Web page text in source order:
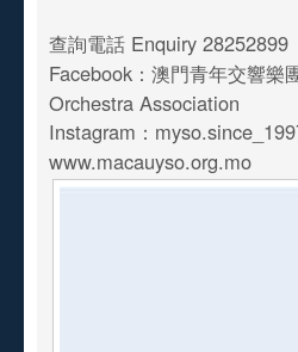
查詢電話 Enquiry 28252899
Facebook：澳門青年交響
Orchestra Association
Instagram：
www.macauyso.org.mo